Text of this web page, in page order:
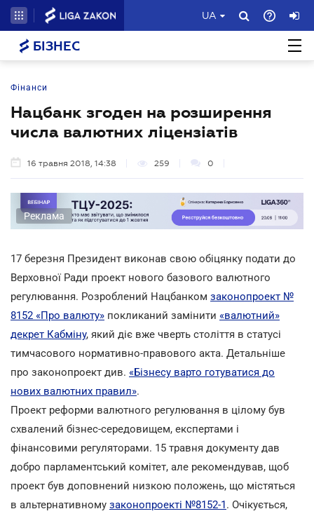
UA
БІЗНЕС
Фінанси
Нацбанк згоден на розширення
числа валютних ліцензіатів
16 травня 2018, 14:38 259 0
Реклама
17 березня Президент виконав свою обіцянку подати до
Верховної Ради проект нового базового валютного
регулювання. Розроблений Нацбанком законопроект №
8152 «Про валюту» покликаний замінити «валютний»
декрет Кабміну, який діє вже чверть століття в статусі
тимчасового нормативно-правового акта. Детальніше
про законопроект див. «Бізнесу варто готуватися до
нових валютних правил».
Проект реформи валютного регулювання в цілому був
схвалений бізнес-середовищем, експертами і
фінансовими регуляторами. 15 травня документу дав
добро парламентський комітет, але рекомендував, щоб
проект був доповнений низкою положень, що містяться
в альтернативному законопроекті №8152-1. Очікується,